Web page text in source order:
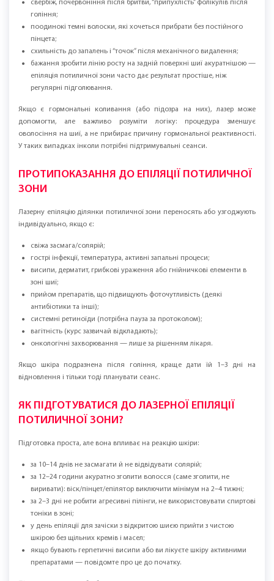
зона під лінією щелепи (якщо там є поодинокі волоски);
задня поверхня шиї — епіляція потиличної зони;
за потреби — край потилиці.
КОЛИ ВАРТО ОБРАТИ ЛАЗЕРНУ ЕПІЛЯЦІЮ
ПОТИЛИЧНОЇ ЗОНИ?
помітне або жорсткіше волосся на шиї, яке псує контур зачіски
(особливо, коли волосся зібране);
оволосіння в нижній частині шиї;
гоління;
поодинокі темні волоски, які хочеться прибрати без постійного
пінцета;
бажання зробити лінію росту на задній поверхні шиї акуратнішою —
епіляція потиличної зони часто дає результат простіше, ніж
регулярні підголювання.
Якщо є гормональні коливання (або підозра на них), лазер може
допомогти, але важливо розуміти логіку: процедура зменшує
оволосіння на шиї, а не прибирає причину гормональної реактивності.
У таких випадках інколи потрібні підтримувальні сеанси.
ПРОТИПОКАЗАННЯ ДО ЕПІЛЯЦІЇ ПОТИЛИЧНОЇ
ЗОНИ
Лазерну епіляцію ділянки потиличної зони переносять або узгоджують
індивідуально, якщо є:
свіжа засмага/солярій;
гострі інфекції, температура, активні запальні процеси;
висипи, дерматит, грибкові ураження або гнійничкові елементи в
прийом препаратів, що підвищують фоточутливість (деякі
антибіотики та інші);
системні ретиноїди (потрібна пауза за протоколом);
вагітність (курс зазвичай відкладають);
онкологічні захворювання — лише за рішенням лікаря.
Якщо шкіра подразнена після гоління, краще дати їй 1–3 дні на
відновлення і тільки тоді планувати сеанс.
ЯК ПІДГОТУВАТИСЯ ДО ЛАЗЕРНОЇ ЕПІЛЯЦІЇ